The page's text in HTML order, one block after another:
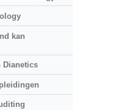
kan
Dianetics